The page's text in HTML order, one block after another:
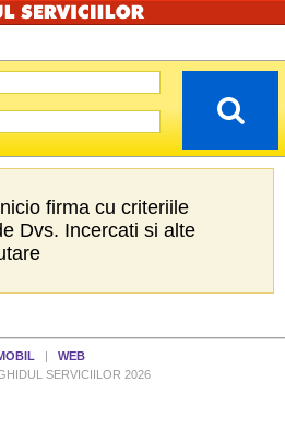
firma cu criteriile
Dvs. Incercati si alte
WEB
SERVICIILOR 2026